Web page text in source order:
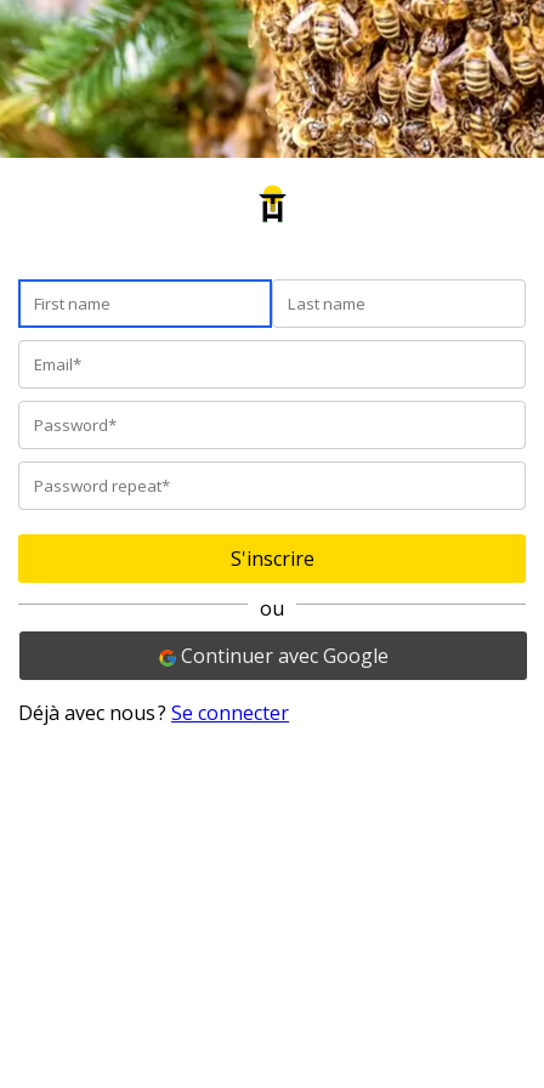
S'inscrire
ou
Continuer avec Google
Déjà avec nous ? Se connecter